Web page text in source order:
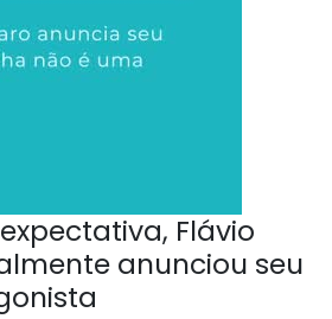
Flávio
anunciou seu